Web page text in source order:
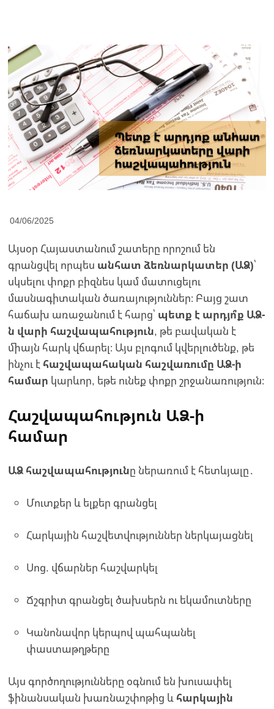
04/06/2025
Այսօր Հայաստանում շատերը որոշում են
գրանցվել որպես անհատ ձեռնարկատեր (ԱՁ)՝
սկսելու փոքր բիզնես կամ մատուցելու
մասնագիտական ծառայություններ։ Բայց շատ
հաճախ առաջանում է հարց՝ պետք է արդյո՞ք ԱՁ-
ն վարի հաշվապահություն, թե բավական է
միայն հարկ վճարել։ Այս բլոգում կվերլուծենք, թե
ինչու է հաշվապահական հաշվառումը ԱՁ-ի
համար կարևոր, եթե ունեք փոքր շրջանառություն։
Հաշվապահություն ԱՁ-ի
համար
ԱՁ հաշվապահությունը ներառում է հետևյալը․
Մուտքեր և ելքեր գրանցել
Հարկային հաշվետվություններ ներկայացնել
Սոց. վճարներ հաշվարկել
Ճշգրիտ գրանցել ծախսերն ու եկամուտները
Կանոնավոր կերպով պահպանել
փաստաթղթերը
Այս գործողությունները օգնում են խուսափել
ֆինանսական խառնաշփոթից և հարկային